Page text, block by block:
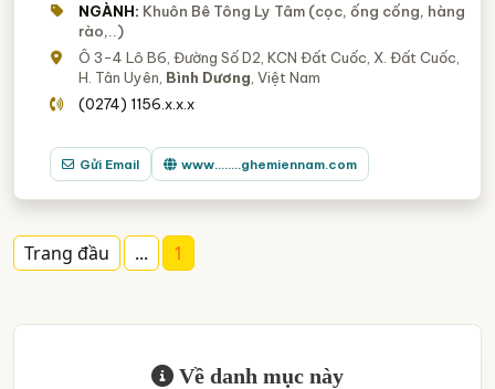
NGÀNH: Khuôn Bê Tông Ly Tâm (cọc, ống cống, hàng
rào,..)
Ô 3-4 Lô B6, Đường Số D2, KCN Đất Cuốc, X. Đất Cuốc,
H. Tân Uyên, Bình Dương , Việt Nam
(0274) 1156.x.x.x
Gửi Email www........ghemiennam.com
Trang đầu ... 1
Về danh mục này